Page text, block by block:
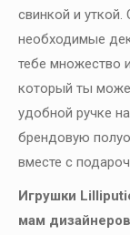
свинкой и
необходимые
тебе множество
который ты
удобной ручке
брендовую
вместе с
Игрушки
мам